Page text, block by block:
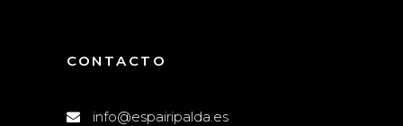
CONTACTO
info@espairipalda.es